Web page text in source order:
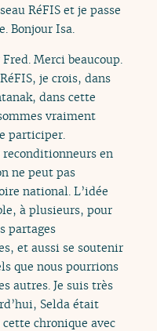
RéFIS et je passe
Bonjour Isa.
Merci beaucoup.
je crois, dans
dans cette
vraiment
participer.
reconditionneurs en
ne peut pas
national. L’idée
à plusieurs, pour
partages
et aussi se soutenir
que nous pourrions
autres. Je suis très
Selda était
chronique avec